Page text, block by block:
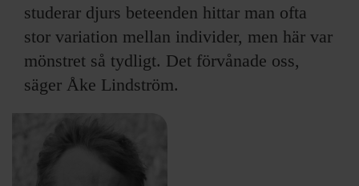
studerar djurs beteenden hittar man ofta
stor variation mellan individer, men här var
mönstret så tydligt. Det förvånade oss,
säger Åke Lindström.